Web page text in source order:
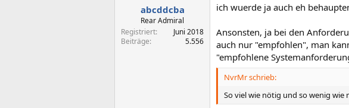
abcddcba
Rear Admiral
Registriert
Juni 2018
Beiträge
5.556
ich wuerde ja auch eh
Ansonsten, ja bei den
auch nur "empfohlen", man
"empfohlene
NvrMr schrieb:
So viel wie nötig und so wenig wie